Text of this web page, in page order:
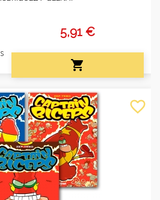
5,91 €

favorite_border